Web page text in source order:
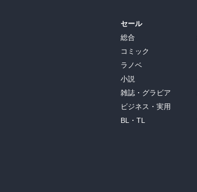
セール
総合
コミック
ラノベ
小説
雑誌・グラビア
ビジネス・実用
BL・TL